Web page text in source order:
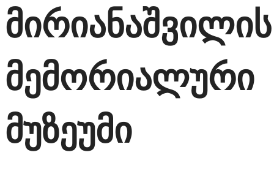
მირიანაშვილის
მემორიალური
მუზეუმი